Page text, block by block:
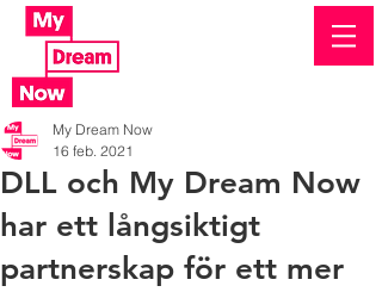
DLL och My Dream Now
har ett långsiktigt
partnerskap för ett mer
My Dream Now
16 feb. 2021